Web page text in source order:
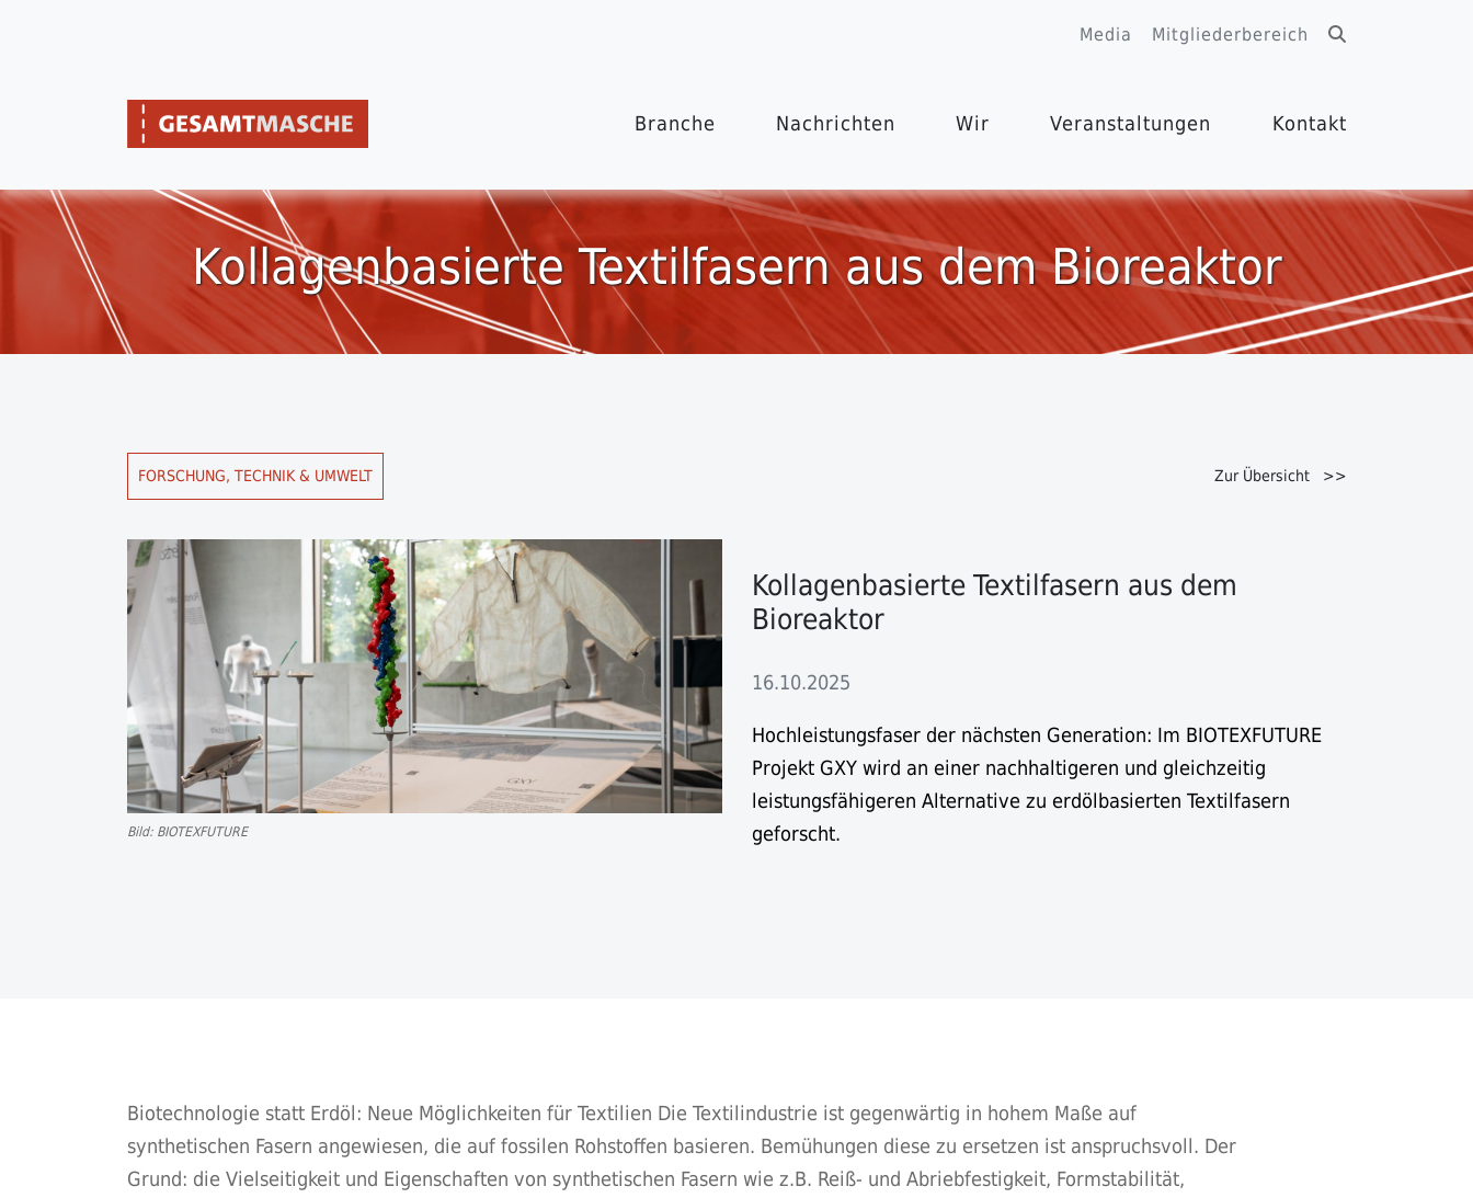
Media Mitgliederbereich
Branche Nachrichten Wir Veranstaltungen Kontakt
Kollagenbasierte Textilfasern aus dem Bioreaktor
FORSCHUNG, TECHNIK & UMWELT Zur Übersicht >>
Bild: BIOTEXFUTURE
Kollagenbasierte Textilfasern aus dem
Bioreaktor
16.10.2025
Hochleistungsfaser der nächsten Generation: Im BIOTEXFUTURE
Projekt GXY wird an einer nachhaltigeren und gleichzeitig
leistungsfähigeren Alternative zu erdölbasierten Textilfasern
geforscht.
Biotechnologie statt Erdöl: Neue Möglichkeiten für Textilien Die Textilindustrie ist gegenwärtig in hohem Maße auf
synthetischen Fasern angewiesen, die auf fossilen Rohstoffen basieren. Bemühungen diese zu ersetzen ist anspruchsvoll. Der
Grund: die Vielseitigkeit und Eigenschaften von synthetischen Fasern wie z.B. Reiß- und Abriebfestigkeit, Formstabilität,